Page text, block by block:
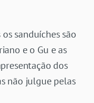
sanduíches são
e o Gu e as
dos
não julgue pelas